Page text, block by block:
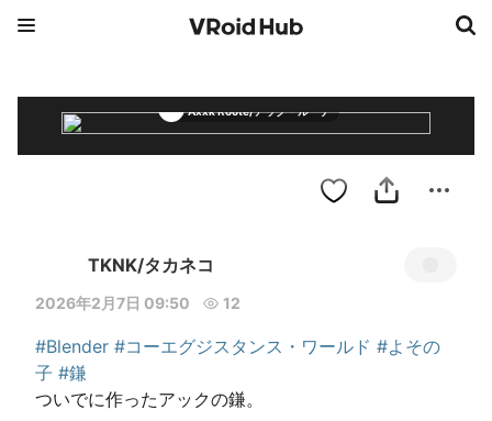
Axxk Roote/アック・ルーテ
TKNK/タカネコ
2026年2月7日 09:50 12
#Blender #コーエグジスタンス・ワールド #よその
子 #鎌
ついでに作ったアックの鎌。